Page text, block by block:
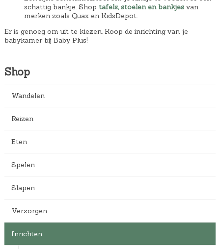
schattig bankje. Shop tafels, stoelen en bankjesvan
merken zoals Quax en KidsDepot.
Er is genoeg om uit te kiezen. Koop de inrichting van je
babykamer bij Baby Plus!
Shop
Wandelen
Reizen
Eten
Spelen
Slapen
Verzorgen
Inrichten